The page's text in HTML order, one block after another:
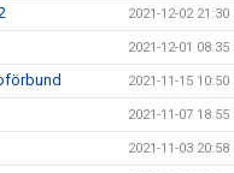
2021-12-02 21:30
2021-12-01 08:35
2021-11-15 10:50
2021-11-07 18:55
2021-11-03 20:58